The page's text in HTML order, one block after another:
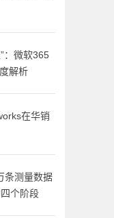
：微软365
解析
在华销
条测量数据
个阶段